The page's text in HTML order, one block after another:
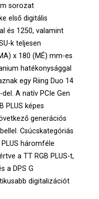
sorozat
első digitális
és 1250, valamint
k teljesen
x 180 (MÉ) mm-es
hatékonysággal
egy Riing Duo 14
A natív PCIe Gen
PLUS képes
generációs
Csúcskategóriás
háromféle
a TT RGB PLUS-t,
a DPS G
digitalizációt